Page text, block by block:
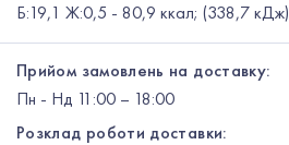
Б:19,1 Ж:0,5 - 80,9 ккал; (338,7 кДж)
Прийом замовлень на доставку:
Пн - Нд 11:00 – 18:00
Розклад роботи доставки: